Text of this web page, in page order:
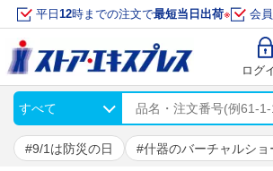
平日 12時までの注文で最短当日出荷※ 会
ログ
9/1は防災の日 什器のバーチャルショ